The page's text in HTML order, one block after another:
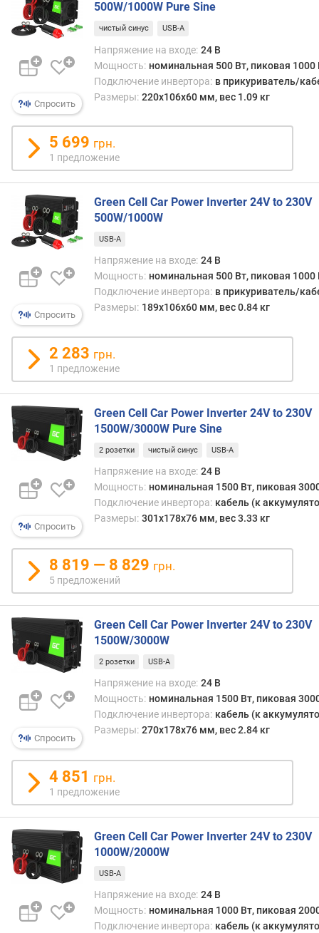
ь
(
т
)
К
П
Д
(
%
)
к
о
л
и
ч
е
т
в
о
р
о
з
е
о
к
т
)
U
S
B
-
A
(
ш
)
S
B
C
т
)
в
с
е
г
U
S
Спросить
500W/1000W Pure Sine
чистый синус USB-A
Напряжение на входе: 24 В
Мощность: номинальная 500 Вт, пиковая 1000
Подключение инвертора: в прикуриватель/
Размеры: 220x106x60 мм, вес 1.09 кг
5 699 грн.
1 предложение
Спросить
Green Cell Car Power Inverter 24V to 230V
500W/1000W
USB-A
Напряжение на входе: 24 В
Мощность: номинальная 500 Вт, пиковая 1000
Подключение инвертора: в прикуриватель/
Размеры: 189x106x60 мм, вес 0.84 кг
2 283 грн.
1 предложение
Спросить
Green Cell Car Power Inverter 24V to 230V
1500W/3000W Pure Sine
2 розетки чистый синус USB-A
Напряжение на входе: 24 В
Мощность: номинальная 1500 Вт, пиковая
Подключение инвертора: кабель (к
Размеры: 301x178x76 мм, вес 3.33 кг
8 819 — 8 829 грн.
5 предложений
Спросить
Green Cell Car Power Inverter 24V to 230V
1500W/3000W
2 розетки USB-A
Напряжение на входе: 24 В
Мощность: номинальная 1500 Вт, пиковая
Подключение инвертора: кабель (к
Размеры: 270x178x76 мм, вес 2.84 кг
4 851 грн.
1 предложение
Green Cell Car Power Inverter 24V to 230V
1000W/2000W
USB-A
Напряжение на входе: 24 В
Мощность: номинальная 1000 Вт, пиковая
Подключение инвертора: кабель (к